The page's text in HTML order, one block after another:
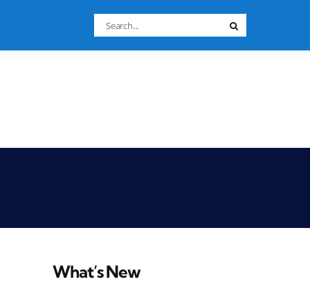
Search
for:
What’s New